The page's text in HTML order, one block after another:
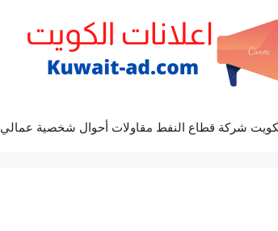
شركة قطاع النفط مقاولات أحوال شخصية عمالي